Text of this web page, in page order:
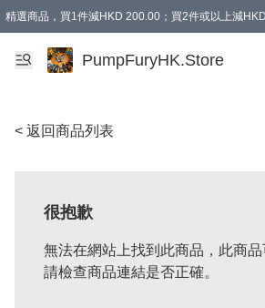
精選商品，買1件減HKD 200.00；買2件或以上減
AAPE商品,會員專享9折或以上（按會員等級）
精選商品，任選買2件或以上減HKD 100.00
購物滿 HKD 800.00即享免運費優惠！（適用於 特定
PumpFuryHK.Store
< 返回商品列表
很抱歉
無法在網站上找到此商品，此商品
請檢查商品連結是否正確。